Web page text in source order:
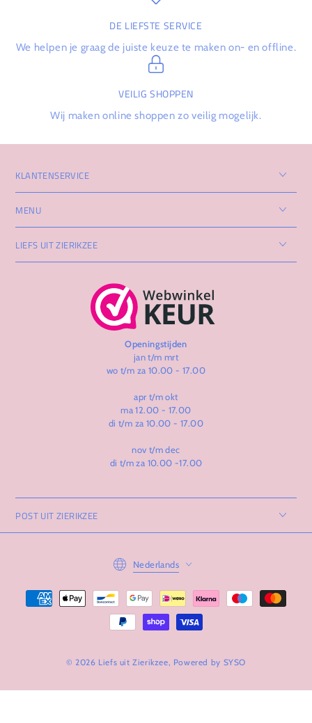
DE LIEFSTE SERVICE
We helpen je graag de juiste keuze te maken on- en offline.
VEILIG SHOPPEN
Wij maken online shoppen zo veilig mogelijk.
KLANTENSERVICE
MENU
LIEFS UIT ZIERIKZEE
Openingstijden
jan t/m mrt
wo t/m za 10.00 - 17.00
apr t/m okt
ma 12.00 - 17.00
di t/m za 10.00 - 17.00
nov t/m dec
di t/m za 10.00 -17.00
POST UIT ZIERIKZEE
© 2026 Liefs uit Zierikzee, Powered by SYSO
Taal
Nederlands
Betaalmethoden